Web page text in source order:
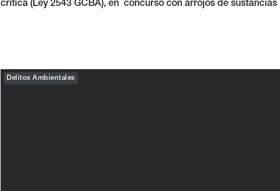
critica (Ley 2543 GCBA), en concurso con arrojos de
Delitos Ambientales